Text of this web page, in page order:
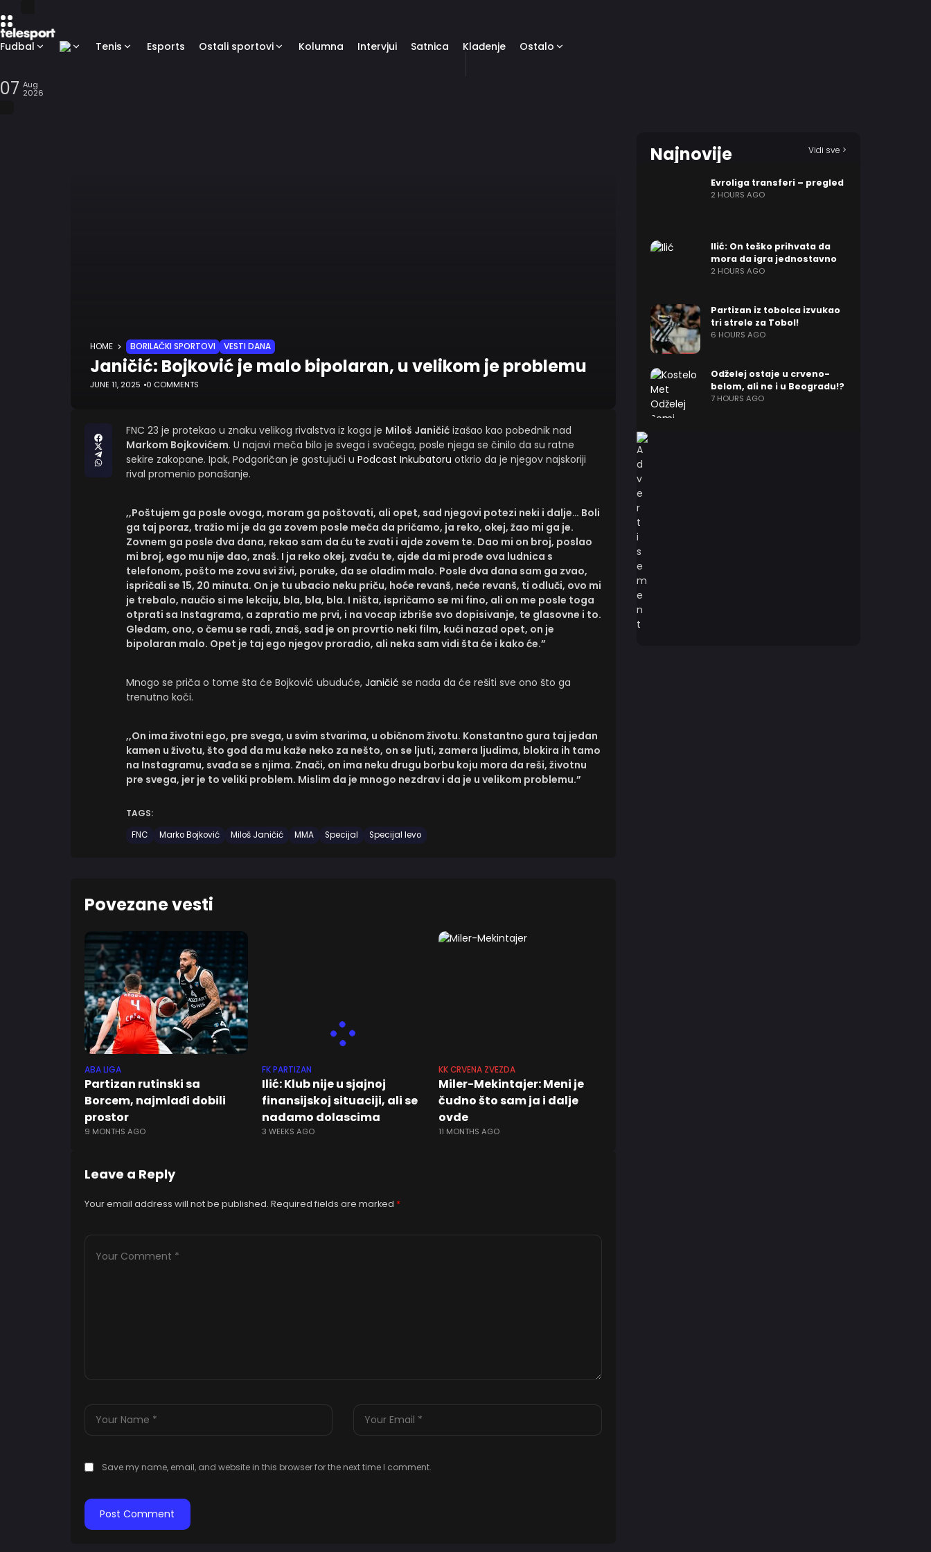
Fudbal Tenis Esports Ostali sportovi Kolumna Intervjui Satnica Klađenje Ostalo
07 Aug
2026
HOME BORILAČKI SPORTOVI VESTI DANA
Janičić: Bojković je malo bipolaran, u velikom je problemu
JUNE 11, 2025 0 COMMENTS
FNC 23 je protekao u znaku velikog rivalstva iz koga je Miloš Janičić izašao kao pobednik nad
Markom Bojkovićem. U najavi meča bilo je svega i svačega, posle njega se činilo da su ratne
sekire zakopane. Ipak, Podgoričan je gostujući u Podcast Inkubatoru otkrio da je njegov najskoriji
rival promenio ponašanje.
,,Poštujem ga posle ovoga, moram ga poštovati, ali opet, sad njegovi potezi neki i dalje… Boli
ga taj poraz, tražio mi je da ga zovem posle meča da pričamo, ja reko, okej, žao mi ga je.
Zovnem ga posle dva dana, rekao sam da ću te zvati i ajde zovem te. Dao mi on broj, poslao
mi broj, ego mu nije dao, znaš. I ja reko okej, zvaću te, ajde da mi prođe ova ludnica s
telefonom, pošto me zovu svi živi, poruke, da se oladim malo. Posle dva dana sam ga zvao,
ispričali se 15, 20 minuta. On je tu ubacio neku priču, hoće revanš, neće revanš, ti odluči, ovo mi
je trebalo, naučio si me lekciju, bla, bla, bla. I ništa, ispričamo se mi fino, ali on me posle toga
otprati sa Instagrama, a zapratio me prvi, i na vocap izbriše svo dopisivanje, te glasovne i to.
Gledam, ono, o čemu se radi, znaš, sad je on provrtio neki film, kući nazad opet, on je
bipolaran malo. Opet je taj ego njegov proradio, ali neka sam vidi šta će i kako će.”
Mnogo se priča o tome šta će Bojković ubuduće, Janičić se nada da će rešiti sve ono što ga
trenutno koči.
,,On ima životni ego, pre svega, u svim stvarima, u običnom životu. Konstantno gura taj jedan
kamen u životu, što god da mu kaže neko za nešto, on se ljuti, zamera ljudima, blokira ih tamo
na Instagramu, svađa se s njima. Znači, on ima neku drugu borbu koju mora da reši, životnu
pre svega, jer je to veliki problem. Mislim da je mnogo nezdrav i da je u velikom problemu.”
TAGS:
FNC
Marko Bojković Miloš Janičić MMA Specijal Specijal levo
Povezane vesti
ABA LIGA
Partizan rutinski sa
Borcem, najmlađi dobili
prostor
9 MONTHS AGO
FK PARTIZAN
Ilić: Klub nije u sjajnoj
finansijskoj situaciji, ali se
nadamo dolascima
3 WEEKS AGO
KK CRVENA ZVEZDA
Miler-Mekintajer: Meni je
čudno što sam ja i dalje
ovde
11 MONTHS AGO
Leave a Reply
Your email address will not be published. Required fields are marked *
Save my name, email, and website in this browser for the next time I comment.
Najnovije Vidi sve >
Evroliga transferi – pregled
2 HOURS AGO
Ilić: On teško prihvata da
mora da igra jednostavno
2 HOURS AGO
Partizan iz tobolca izvukao
tri strele za Tobol!
6 HOURS AGO
Odželej ostaje u crveno-
belom, ali ne i u Beogradu!?
7 HOURS AGO